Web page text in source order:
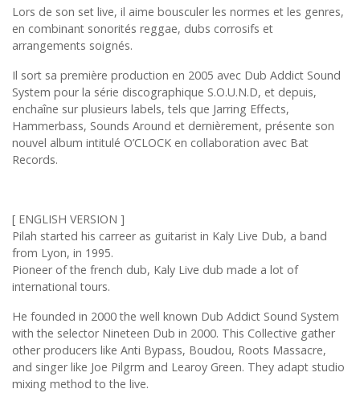
Lors de son set live, il aime bousculer les normes et les genres,
en combinant sonorités reggae, dubs corrosifs et
arrangements soignés.
Il sort sa première production en 2005 avec Dub Addict Sound
System pour la série discographique S.O.U.N.D, et depuis,
enchaîne sur plusieurs labels, tels que Jarring Effects,
Hammerbass, Sounds Around et dernièrement, présente son
nouvel album intitulé O’CLOCK en collaboration avec Bat
Records.
[ ENGLISH VERSION ]
Pilah started his carreer as guitarist in Kaly Live Dub, a band
from Lyon, in 1995.
Pioneer of the french dub, Kaly Live dub made a lot of
international tours.
He founded in 2000 the well known Dub Addict Sound System
with the selector Nineteen Dub in 2000. This Collective gather
other producers like Anti Bypass, Boudou, Roots Massacre,
and singer like Joe Pilgrm and Learoy Green. They adapt studio
mixing method to the live.